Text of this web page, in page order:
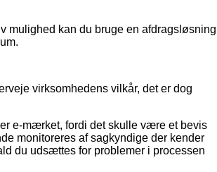
mulighed kan du bruge en afdragsløsning
virksomhedens vilkår, det er dog
e-mærket, fordi det skulle være et bevis
monitoreres af sagkyndige der kender
du udsættes for problemer i processen